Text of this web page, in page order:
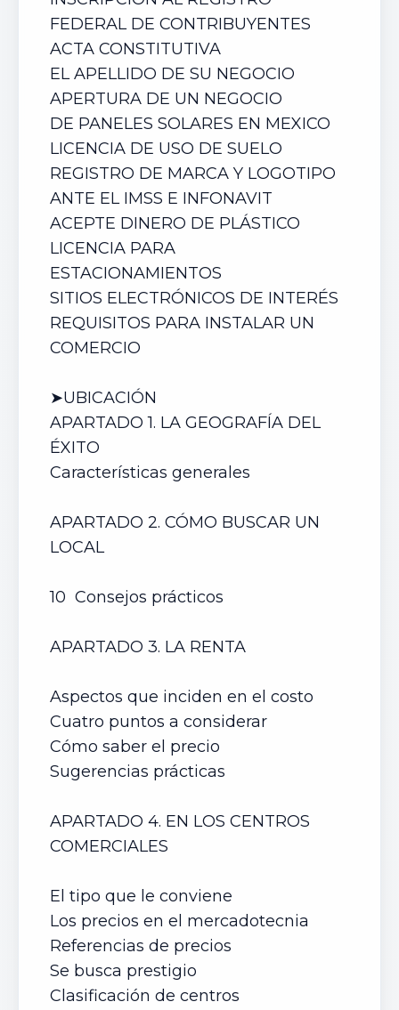
FEDERAL DE CONTRIBUYENTES
ACTA CONSTITUTIVA
EL APELLIDO DE SU NEGOCIO
APERTURA DE UN NEGOCIO
DE PANELES SOLARES EN MEXICO
LICENCIA DE USO DE SUELO
REGISTRO DE MARCA Y LOGOTIPO
ANTE EL IMSS E INFONAVIT
ACEPTE DINERO DE PLÁSTICO
LICENCIA PARA
ESTACIONAMIENTOS
SITIOS ELECTRÓNICOS DE INTERÉS
REQUISITOS PARA INSTALAR UN
COMERCIO
➤UBICACIÓN
APARTADO 1. LA GEOGRAFÍA DEL
ÉXITO
Características generales
APARTADO 2. CÓMO BUSCAR UN
LOCAL
10 Consejos prácticos
APARTADO 3. LA RENTA
Aspectos que inciden en el costo
Cuatro puntos a considerar
Cómo saber el precio
Sugerencias prácticas
APARTADO 4. EN LOS CENTROS
COMERCIALES
El tipo que le conviene
Los precios en el mercadotecnia
Referencias de precios
Se busca prestigio
Clasificación de centros